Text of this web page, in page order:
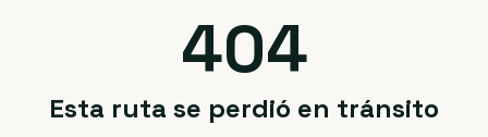
404
Esta ruta se perdió en tránsito